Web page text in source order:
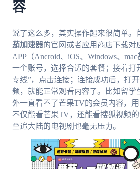
容
说了这么多，其实操作起来很简单。
茄加速器的官网或者应用商店下载对
APP（Android、iOS、Windows、
一个账号，选择合适的套餐；接着打
专线”，点击连接；连接成功后，打
频，就能正常观看内容了。比如留学
外一直看不了芒果TV的会员内容，用
不仅能看芒果TV，还能看搜狐视频
至追大陆的电视剧也毫无压力。